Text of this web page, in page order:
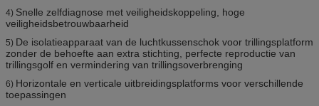
4) Snelle zelfdiagnose met veiligheidskoppeling, hoge
veiligheidsbetrouwbaarheid
5) De isolatieapparaat van de luchtkussenschok voor trillingsplatform
zonder de behoefte aan extra stichting, perfecte reproductie van
trillingsgolf en vermindering van trillingsoverbrenging
6) Horizontale en verticale uitbreidingsplatforms voor verschillende
toepassingen